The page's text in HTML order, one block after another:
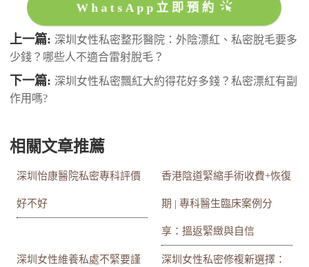
WhatsApp立即預約
上一篇: 深圳女性私密整形醫院：外陰漂紅、私密脫毛要多
少錢？哪些人不適合雷射脫毛？
下一篇: 深圳女性私密飄紅大約得花好多錢？私密漂紅有副
作用嗎?
相關文章推薦
深圳怡康醫院私密專科評價
好不好
香港陰道緊縮手術收費+恢復
期 | 專科醫生臨床案例分
享：搵返緊緻與自信
深圳女性維養私處不緊要謹 深圳女性私密修複新選擇：